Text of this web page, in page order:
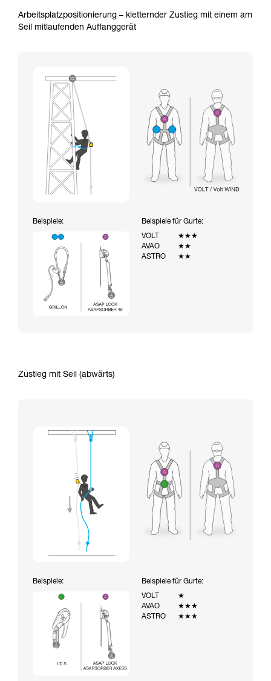
Arbeitsplatzpositionierung – kletternder Zustieg mit einem am
Seil mitlaufenden Auffanggerät
Beispiele:
Beispiele für Gurte:
VOLT
★★★
AVAO
★★
ASTRO
★★
Zustieg mit Seil (abwärts)
Beispiele:
Beispiele für Gurte:
VOLT
★
AVAO
★★★
ASTRO
★★★